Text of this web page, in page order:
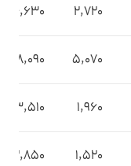
2,720
4,630
5,070
8,090
1,960
3,510
1,520
2,850